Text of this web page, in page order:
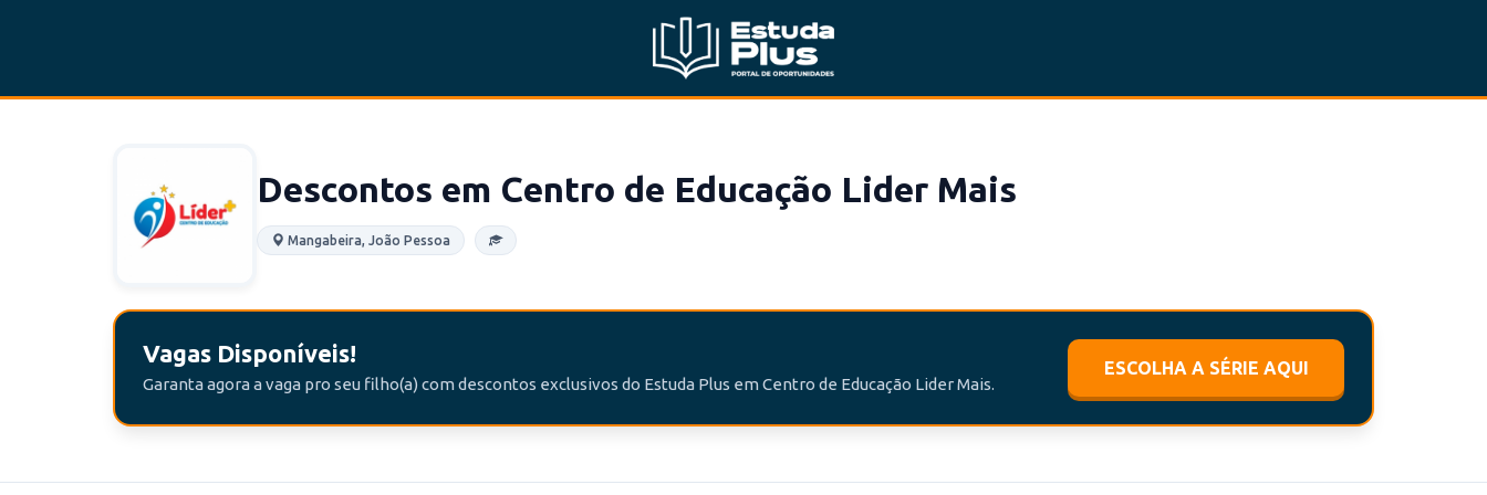
Descontos em Centro de Educação Lider Mais
Mangabeira, João Pessoa
Vagas Disponíveis!
Garanta agora a vaga pro seu filho(a) com descontos exclusivos do Estuda Plus em Centro de Educação Lider Mais.
ESCOLHA A SÉRIE AQUI